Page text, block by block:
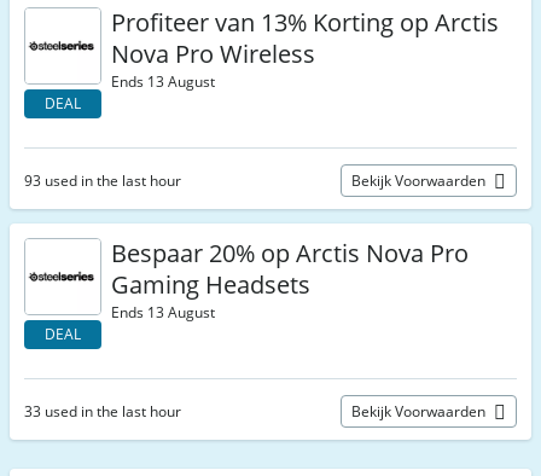
DEAL
Profiteer van 13% Korting op Arctis
Nova Pro Wireless
Ends 13 August
93 used in the last hour Bekijk Voorwaarden
DEAL
Bespaar 20% op Arctis Nova Pro
Gaming Headsets
Ends 13 August
33 used in the last hour Bekijk Voorwaarden